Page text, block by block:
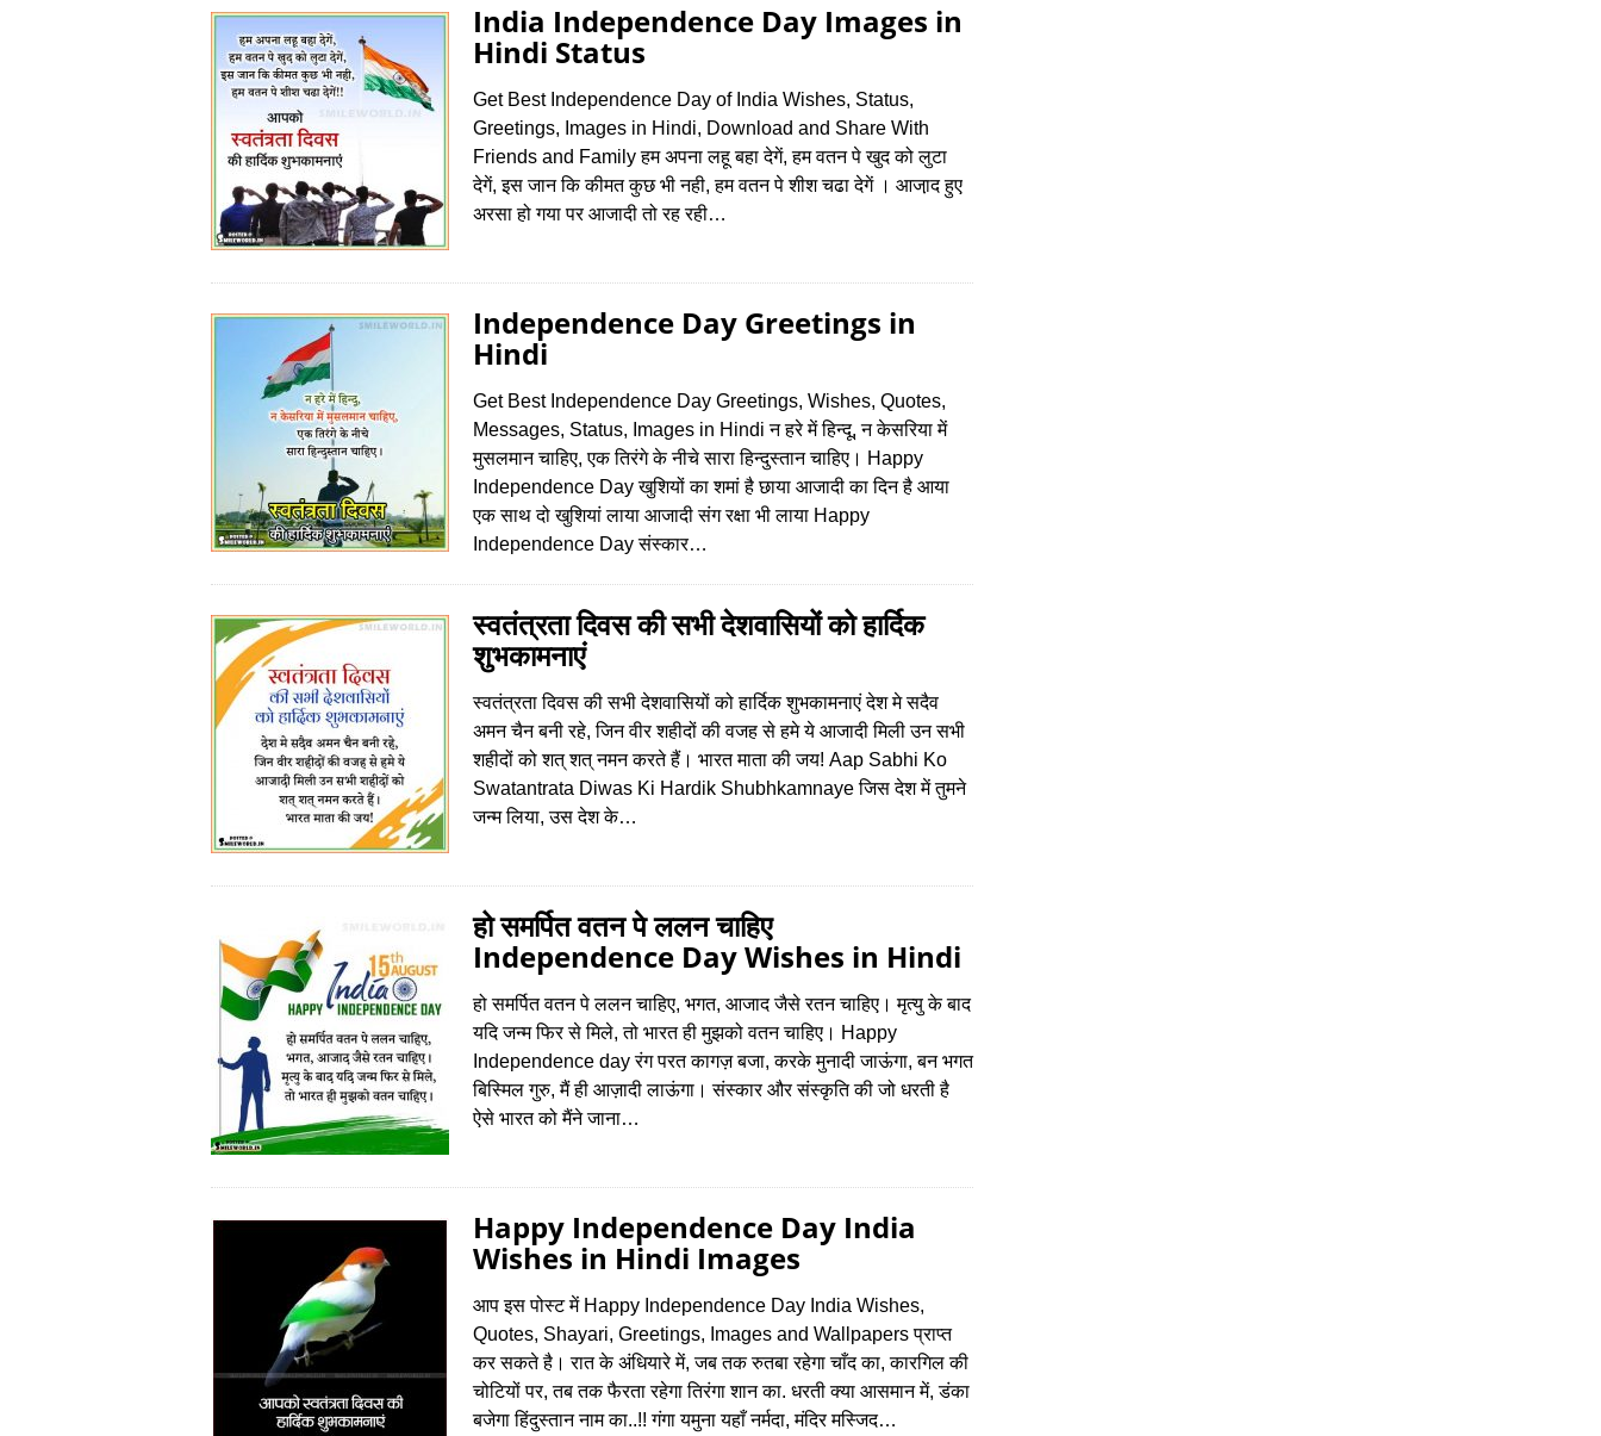
India Independence Day Images in
Hindi Status
Get Best Independence Day of India Wishes, Status,
Greetings, Images in Hindi, Download and Share With
Friends and Family हम अपना लहू बहा देगें, हम वतन पे खुद को लुटा
देगें, इस जान कि कीमत कुछ भी नही, हम वतन पे शीश चढा देगें । आजा़द हुए
अरसा हो गया पर आजादी तो रह रही…
Independence Day Greetings in
Hindi
Get Best Independence Day Greetings, Wishes, Quotes,
Messages, Status, Images in Hindi न हरे में हिन्दू, न केसरिया में
मुसलमान चाहिए, एक तिरंगे के नीचे सारा हिन्दुस्तान चाहिए। Happy
Independence Day खुशियों का शमां है छाया आजादी का दिन है आया
एक साथ दो खुशियां लाया आजादी संग रक्षा भी लाया Happy
Independence Day संस्कार…
स्वतंत्रता दिवस की सभी देशवासियों को हार्दिक
शुभकामनाएं
स्वतंत्रता दिवस की सभी देशवासियों को हार्दिक शुभकामनाएं देश मे सदैव
अमन चैन बनी रहे, जिन वीर शहीदों की वजह से हमे ये आजादी मिली उन सभी
शहीदों को शत् शत् नमन करते हैं। भारत माता की जय! Aap Sabhi Ko
Swatantrata Diwas Ki Hardik Shubhkamnaye जिस देश में तुमने
जन्म लिया, उस देश के…
हो समर्पित वतन पे ललन चाहिए
Independence Day Wishes in Hindi
हो समर्पित वतन पे ललन चाहिए, भगत, आजाद जैसे रतन चाहिए। मृत्यु के बाद
यदि जन्म फिर से मिले, तो भारत ही मुझको वतन चाहिए। Happy
Independence day रंग परत कागज़ बजा, करके मुनादी जाऊंगा, बन भगत
बिस्मिल गुरु, मैं ही आज़ादी लाऊंगा। संस्कार और संस्कृति की जो धरती है
ऐसे भारत को मैंने जाना…
Happy Independence Day India
Wishes in Hindi Images
आप इस पोस्‍ट में Happy Independence Day India Wishes,
Quotes, Shayari, Greetings, Images and Wallpapers प्राप्‍त
कर सकते है। रात के अंधियारे में, जब तक रुतबा रहेगा चाँद का, कारगिल की
चोटियों पर, तब तक फैरता रहेगा तिरंगा शान का. धरती क्या आसमान में, डंका
बजेगा हिंदुस्तान नाम का..!! गंगा यमुना यहाँ नर्मदा, मंदिर मस्जिद…